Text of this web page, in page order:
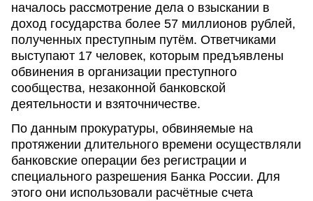
началось рассмотрение дела о взыскании в
доход государства более 57 миллионов рублей,
полученных преступным путём. Ответчиками
выступают 17 человек, которым предъявлены
обвинения в организации преступного
сообщества, незаконной банковской
деятельности и взяточничестве.
По данным прокуратуры, обвиняемые на
протяжении длительного времени осуществляли
банковские операции без регистрации и
специального разрешения Банка России. Для
этого они использовали расчётные счета